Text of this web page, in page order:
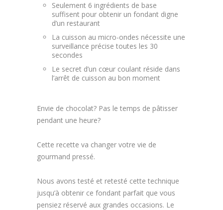
Seulement 6 ingrédients de base
suffisent pour obtenir un fondant digne
d’un restaurant
La cuisson au micro-ondes nécessite une
surveillance précise toutes les 30
secondes
Le secret d’un cœur coulant réside dans
l’arrêt de cuisson au bon moment
Envie de chocolat? Pas le temps de pâtisser
pendant une heure?
Cette recette va changer votre vie de
gourmand pressé.
Nous avons testé et retesté cette technique
jusqu’à obtenir ce fondant parfait que vous
pensiez réservé aux grandes occasions. Le